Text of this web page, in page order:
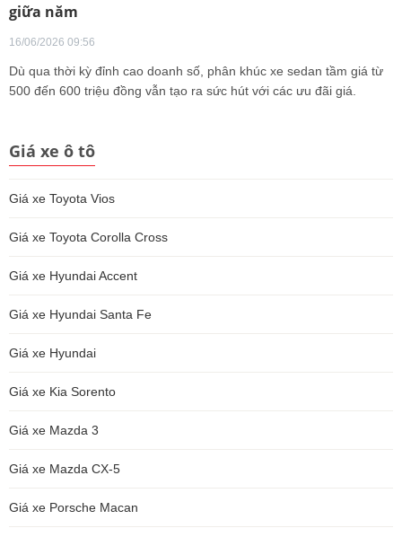
giữa năm
16/06/2026 09:56
Dù qua thời kỳ đỉnh cao doanh số, phân khúc xe sedan tầm giá từ
500 đến 600 triệu đồng vẫn tạo ra sức hút với các ưu đãi giá.
Giá xe ô tô
Giá xe Toyota Vios
Giá xe Toyota Corolla Cross
Giá xe Hyundai Accent
Giá xe Hyundai Santa Fe
Giá xe Hyundai
Giá xe Kia Sorento
Giá xe Mazda 3
Giá xe Mazda CX-5
Giá xe Porsche Macan